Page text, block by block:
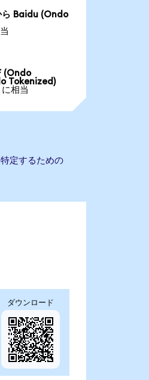
ら Baidu (Ondo
(Ondo
Tokenized)
相当
定するための
ダウンロード